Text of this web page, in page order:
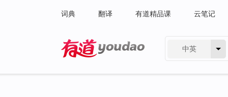
词典 翻译 有道精品课 云笔记
中英